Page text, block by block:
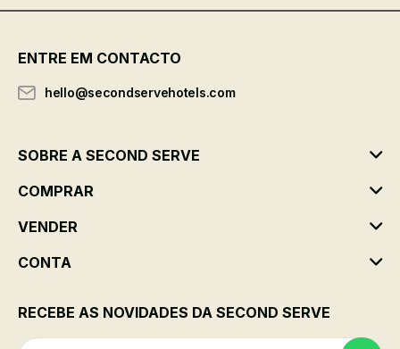
ENTRE EM CONTACTO
hello@secondservehotels.com
SOBRE A SECOND SERVE
COMPRAR
VENDER
CONTA
RECEBE AS NOVIDADES DA SECOND SERVE